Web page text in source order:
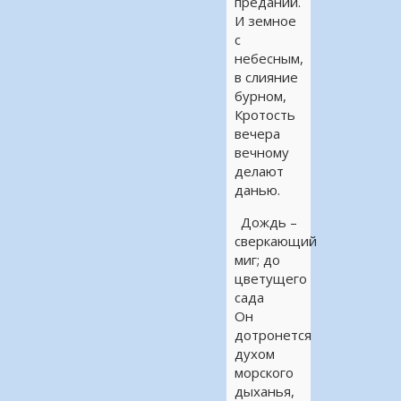
И земное
с
небесным,
в слияние
бурном,
Кротость
вечера
вечному
делают
данью.
Дождь –
сверкающий
миг; до
цветущего
сада
Он
дотронется
духом
морского
дыханья,